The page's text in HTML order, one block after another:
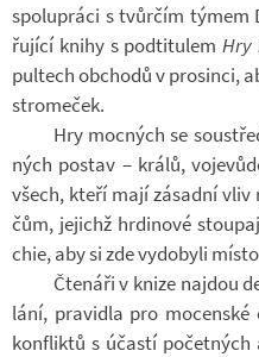
spo­lu­práci s tvůr­čím týmem
řu­jící knihy s podti­tu­lemHry
pul­tech ob­chodů v pro­sinci,
stro­me­ček.
Hry moc­ných se
ných po­stav – králů,
všech, kteří mají zá­sadní
čům, je­jichž hr­di­nové
chie, aby si zde vy­do­byli
Čte­náři v knize na­jdou
lání, pra­vi­dla pro mo­cen­ské
kon­fliktů s účastí